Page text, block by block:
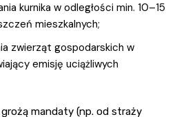
kurnika w odległości min. 10–15
mieszkalnych;
zwierząt gospodarskich w
emisję uciążliwych
mandaty (np. od straży